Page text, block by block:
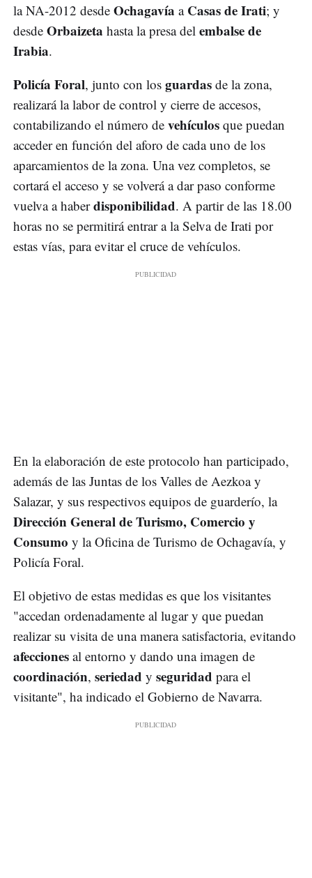
la NA-2012 desde Ochagavía a Casas de Irati; y
desde Orbaizeta hasta la presa del embalse de
Irabia.
Policía Foral, junto con los guardas de la zona,
realizará la labor de control y cierre de accesos,
contabilizando el número de vehículos que puedan
acceder en función del aforo de cada uno de los
aparcamientos de la zona. Una vez completos, se
cortará el acceso y se volverá a dar paso conforme
vuelva a haberdisponibilidad. A partir de las 18.00
horas no se permitirá entrar a la Selva de Irati por
estas vías, para evitar el cruce de vehículos.
En la elaboración de este protocolo han participado,
además de las Juntas de los Valles de Aezkoa y
Salazar, y sus respectivos equipos de guarderío, la
Dirección General de Turismo, Comercio y
Consumo y la Oficina de Turismo de Ochagavía, y
Policía Foral.
El objetivo de estas medidas es que los visitantes
"accedan ordenadamente al lugar y que puedan
realizar su visita de una manera satisfactoria, evitando
afecciones al entorno y dando una imagen de
coordinación, seriedad y seguridad para el
visitante", ha indicado el Gobierno de Navarra.